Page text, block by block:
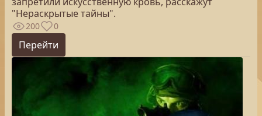
"Нераскрытые тайны".
200 0
Перейти